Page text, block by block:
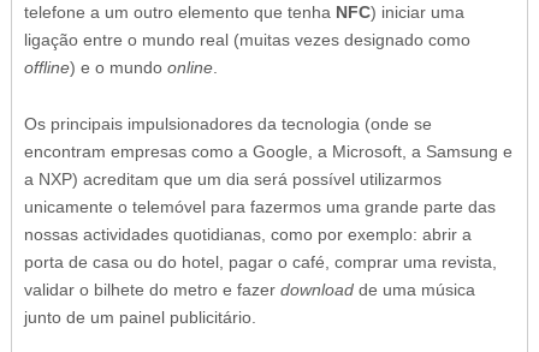
telefone a um outro elemento que tenha NFC) iniciar uma
ligação entre o mundo real (muitas vezes designado como
offline) e o mundo online.
Os principais impulsionadores da tecnologia (onde se
encontram empresas como a Google, a Microsoft, a Samsung e
a NXP) acreditam que um dia será possível utilizarmos
unicamente o telemóvel para fazermos uma grande parte das
nossas actividades quotidianas, como por exemplo: abrir a
porta de casa ou do hotel, pagar o café, comprar uma revista,
validar o bilhete do metro e fazer downloadde uma música
junto de um painel publicitário.